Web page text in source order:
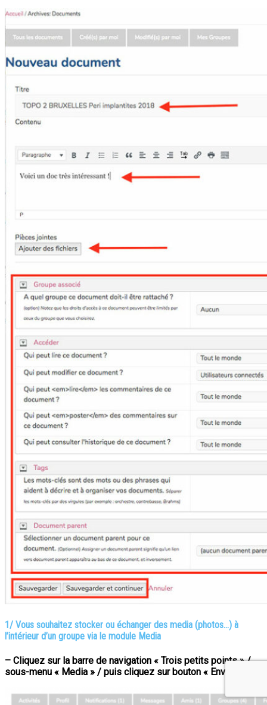
1/ Vous souhaitez stocker ou échanger des media (photos…) à
l’intérieur d’un groupe via le module Media
– Cliquez sur la barre de navigation « Trois petits points » /
sous-menu « Media » / puis cliquez sur bouton « Envoyer »